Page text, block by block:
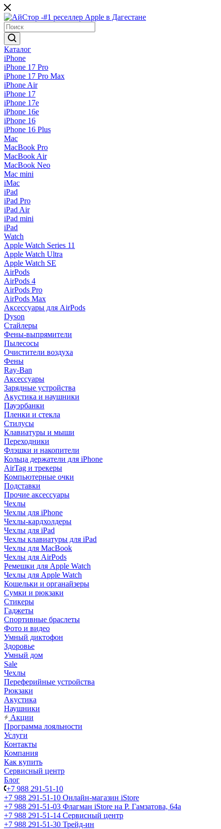
Каталог
iPhone
iPhone 17 Pro
iPhone 17 Pro Max
iPhone Air
iPhone 17
iPhone 17e
iPhone 16e
iPhone 16
iPhone 16 Plus
Mac
MacBook Pro
MacBook Air
MacBook Neo
Mac mini
iMac
iPad
iPad Pro
iPad Air
iPad mini
iPad
Watch
Apple Watch Series 11
Apple Watch Ultra
Apple Watch SE
AirPods
AirPods 4
AirPods Pro
AirPods Max
Аксессуары для AirPods
Dyson
Стайлеры
Фены-выпрямители
Пылесосы
Очистители воздуха
Фены
Ray-Ban
Аксессуары
Зарядные устройства
Акустика и наушники
Пауэрбанки
Пленки и стекла
Стилусы
Клавиатуры и мыши
Переходники
Флэшки и накопители
Кольца держатели для iPhone
AirTag и трекеры
Компьютерные очки
Подставки
Прочие аксессуары
Чехлы
Чехлы для iPhone
Чехлы-кардхолдеры
Чехлы для iPad
Чехлы клавиатуры для iPad
Чехлы для MacBook
Чехлы для AirPods
Ремешки для Apple Watch
Чехлы для Apple Watch
Кошельки и органайзеры
Сумки и рюкзаки
Стикеры
Гаджеты
Спортивные браслеты
Фото и видео
Умный диктофон
Здоровье
Умный дом
Sale
Чехлы
Переферийные устройства
Рюкзаки
Акустика
Наушники
Акции
Программа лояльности
Услуги
Контакты
Компания
Как купить
Сервисный центр
Блог
+7 988 291-51-10
+7 988 291-51-10 Онлайн-магазин iStore
+7 988 291-51-03 Флагман iStore на Р. Гамзатова, 64а
+7 988 291-51-14 Сервисный центр
+7 988 291-51-30 Трейд-ин